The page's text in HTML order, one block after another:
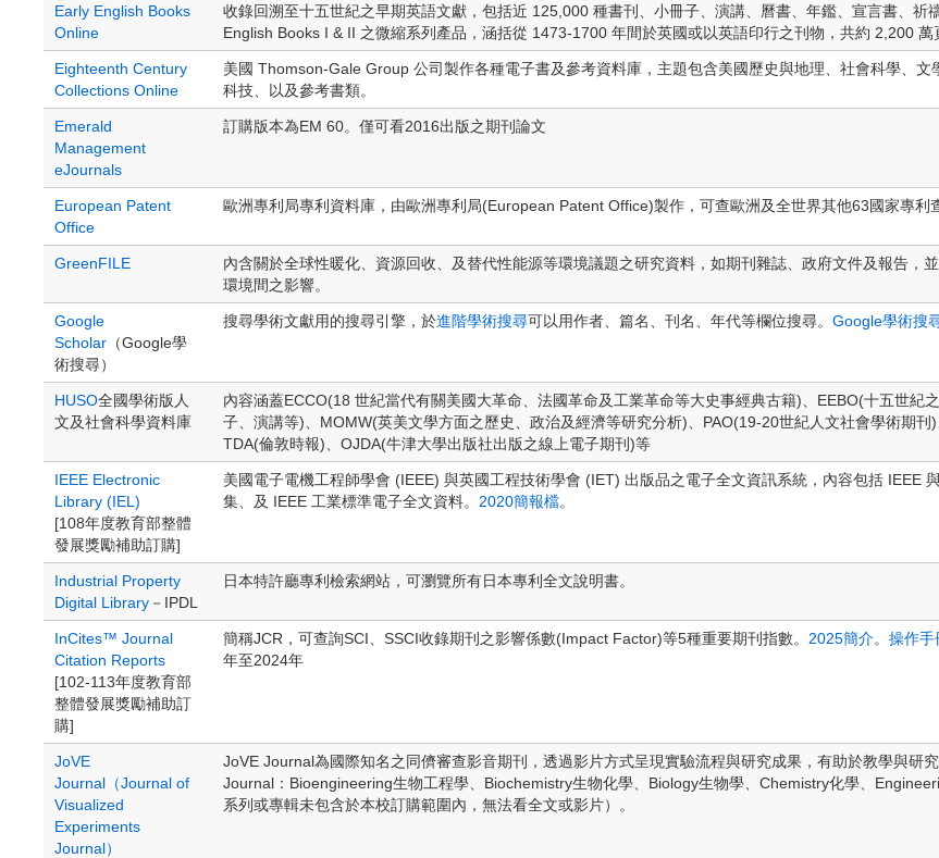
Early English Books
Online
收錄回溯至十五世紀之早期英語文獻，包括近 125,000 種書刊、小冊子、演講、曆書、年鑑、宣言書、祈
English Books I & II 之微縮系列產品，涵括從 1473-1700 年間於英國或以英語印行之刊物，共約 2,200 萬
Eighteenth Century
Collections Online
美國 Thomson-Gale Group 公司製作各種電子書及參考資料庫，主題包含美國歷史與地理、社會科學、
科技、以及參考書類。
Emerald
Management
eJournals
訂購版本為EM 60。僅可看2016出版之期刊論文
European Patent
Office
歐洲專利局專利資料庫，由歐洲專利局(European Patent Office)製作，可查歐洲及全世界其他63國家專利
GreenFILE
內含關於全球性暖化、資源回收、及替代性能源等環境議題之研究資料，如期刊雜誌、政府文件及報告，
環境間之影響。
Google
Scholar （Google學
術搜尋）
搜尋學術文獻用的搜尋引擎，於進階學術搜尋可以用作者、篇名、刊名、年代等欄位搜尋。 Google學術搜
HUSO全國學術版人
文及社會科學資料庫
內容涵蓋ECCO(18 世紀當代有關美國大革命、法國革命及工業革命等大史事經典古籍)、EEBO(十五世紀
子、演講等)、MOMW(英美文學方面之歷史、政治及經濟等研究分析)、PAO(19-20世紀人文社會學術期刊
TDA(倫敦時報)、OJDA(牛津大學出版社出版之線上電子期刊)等
IEEE Electronic
Library (IEL)
[108年度教育部整體
發展獎勵補助訂購]
美國電子電機工程師學會 (IEEE) 與英國工程技術學會 (IET) 出版品之電子全文資訊系統，內容包括 IEEE
集、及 IEEE 工業標準電子全文資料。 2020簡報檔。
Industrial Property
Digital Library －IPDL
日本特許廳專利檢索網站，可瀏覽所有日本專利全文說明書。
InCites™ Journal
Citation Reports
[102-113年度教育部
整體發展獎勵補助訂
購]
簡稱JCR，可查詢SCI、SSCI收錄期刊之影響係數(Impact Factor)等5種重要期刊指數。 2025簡介。 操作手
年至2024年
JoVE
Journal（Journal of
Visualized
Experiments
Journal）
JoVE Journal為國際知名之同儕審查影音期刊，透過影片方式呈現實驗流程與研究成果，有助於教學與研
Journal：Bioengineering生物工程學、Biochemistry生物化學、Biology生物學、Chemistry化學、
系列或專輯未包含於本校訂購範圍內，無法看全文或影片）。